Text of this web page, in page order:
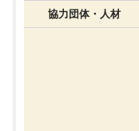
協力団体・人材